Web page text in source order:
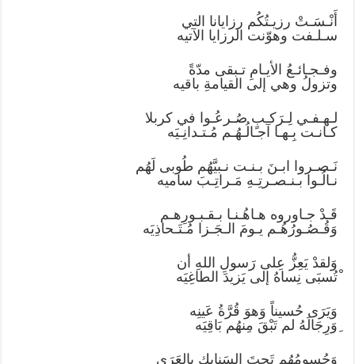
أَنْـسَـتْ رزيـتُكُم رزايانا التي
سـلـفت وهوّنت الرزايا الآتيه
وفـجـائـعُ الأيـامِ تـبقى مدّةً
وتزولُ وهي إلى القيامةِ باقيه
لـهـفـي لِـرَكـبٍ صُـرعُـوا في كربلا
كـانـت بِـهـا آجـالُـهُـم مُـتـدانِـيَه
نَـصـروا ابـنَ بـنـت نـبيَّهُم طُوبى لَهُم
نـالُـوا بـنـصـرتِـهِ مَـراتِـبَ ساميه
قَـدْ جـاوروه هـاهُـنـا بـقـبـورِهـم
وَقُـصُـورُهُـم يـومَ الـجَـزا مُـتَـحاذِيَه
وَلقدْ يَعِزُّ عِلى رَسولِ اللهِ أن
ْتُسبَى نِساهُ إلى يَزيدَ الطاغِيَه
وَيَرَى حُسيناً وَهوَ قُرَّةُ عَينِه
ِوَرِجَالَهُ لم تَبْقَ مِنهُم بَاقِيَه
وَجُسومُهُم تَحتَ السَنابِكِ بِالعَرَى